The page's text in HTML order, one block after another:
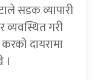
सडक व्यापारी
गरी
दायरामा
।